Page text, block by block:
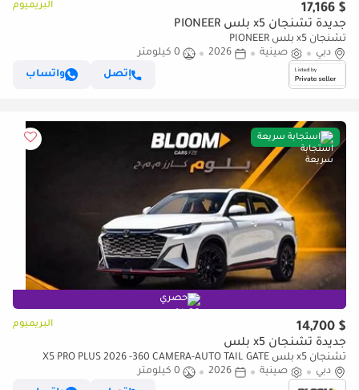
$ 17,166 البريميوم
جديدة تشنجان x5 بلس PIONEER
تشنجان x5 بلس PIONEER
دبي
صينية 2026
0 كيلومتر
إتصل
واتساب
استجابة سريعة
حصري
$ 14,700 البريميوم
جديدة تشنجان x5 بلس
تشنجان x5 بلس X5 PRO PLUS 2026 -360 CAMERA-AUTO TAIL GATE
WHITE LIMITED CARS
دبي صينية 2026
0 كيلومتر